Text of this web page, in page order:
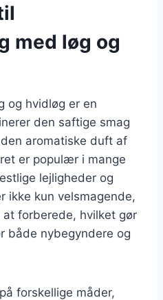
med løg og
og hvidløg er en
den saftige smag
aromatiske duft af
er populær i mange
lejligheder og
ikke kun velsmagende,
forberede, hvilket gør
både nybegyndere og
forskellige måder,